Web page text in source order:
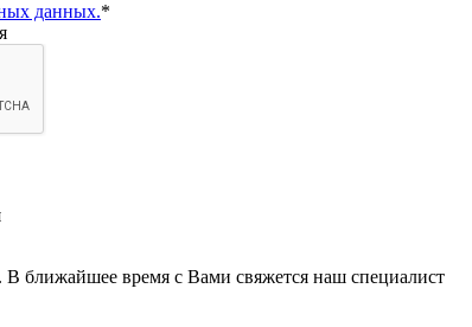
данных.*
ближайшее время с Вами свяжется наш специалист